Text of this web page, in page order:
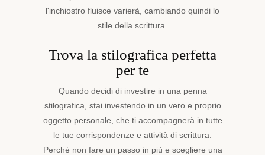
l'inchiostro fluisce varierà, cambiando quindi lo
stile della scrittura.
Trova la stilografica perfetta
per te
Quando decidi di investire in una penna
stilografica, stai investendo in un vero e proprio
oggetto personale, che ti accompagnerà in tutte
le tue corrispondenze e attività di scrittura.
Perché non fare un passo in più e scegliere una